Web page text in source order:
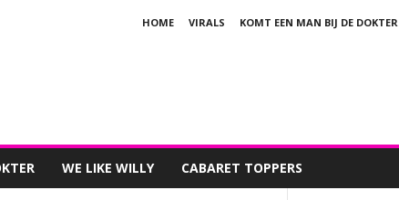
HOME VIRALS KOMT EEN MAN BIJ DE DOKTER
WE LIKE WILLY CABARET TOPPERS